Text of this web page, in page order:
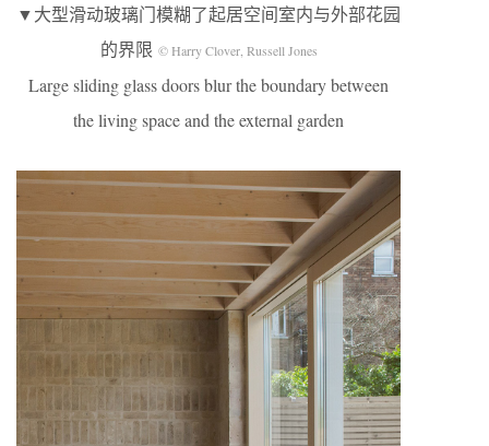
▼大型滑动玻璃门模糊了起居空间室内与外部花园
的界限 © Harry Clover, Russell Jones
Large sliding glass doors blur the boundary between
the living space and the external garden